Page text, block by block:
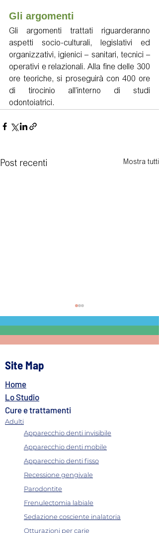
Gli argomenti
Gli argomenti trattati riguarderanno
aspetti socio-culturali, legislativi ed
organizzativi, igienici – sanitari, tecnici –
operativi e relazionali. Alla fine delle 300
ore teoriche, si proseguirà con 400 ore
di tirocinio all’interno di studi
odontoiatrici.
Post recenti Mostra tutti
come valutare
l'investimento
Site Map
Home
Lo Studio
Cure e trattamenti
Adulti
Apparecchio denti invisibile
Apparecchio denti mobile
Apparecchio denti fisso
Recessione gengivale
Parodontite
Frenulectomia labiale
Sedazione cosciente inalatoria
Otturazioni per carie